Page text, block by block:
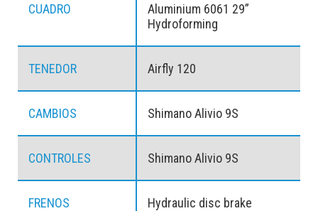
CUADRO
Aluminium 6061 29”
Hydroforming
TENEDOR Airfly 120
CAMBIOS Shimano Alivio 9S
CONTROLES Shimano Alivio 9S
FRENOS Hydraulic disc brake